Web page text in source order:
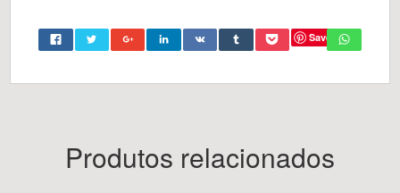
Save
Produtos relacionados